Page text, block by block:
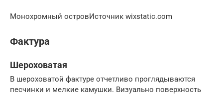
Монохромный островИсточник wixstatic.com
Фактура
Шероховатая
В шероховатой фактуре отчетливо проглядываются
песчинки и мелкие камушки. Визуально поверхность